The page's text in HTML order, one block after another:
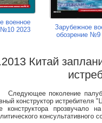
военное
№10 2023
Зарубежное
обозрение №9
Китай
Следующее поколение
конструктор истребителя
конструктора прозвучало